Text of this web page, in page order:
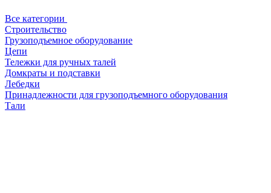
Все категории
Строительство
Грузоподъемное оборудование
Цепи
Тележки для ручных талей
Домкраты и подставки
Лебедки
Принадлежности для грузоподъемного оборудования
Тали